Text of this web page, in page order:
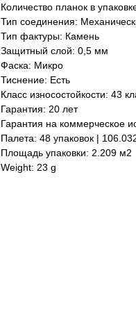
Количество планок в
Тип соединения:
Тип фактуры: Камень
Защитный слой: 0,5 мм
Фаска: Микро
Тиснение: Есть
Класс износостойкости: 43
Гарантия: 20 лет
Гарантия на коммерческое
Палета: 48 упаковок |
Площадь упаковки: 2.209 м2
Weight: 23 g